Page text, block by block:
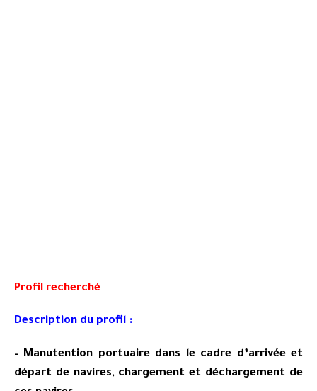
Profil recherché
Description du profil :
– Manutention portuaire dans le cadre d’arrivée et
départ de navires, chargement et déchargement de